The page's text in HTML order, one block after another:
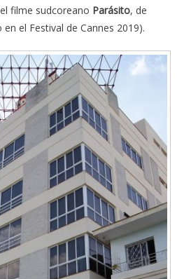
filme sudcoreano Parásito, de
el Festival de Cannes 2019).